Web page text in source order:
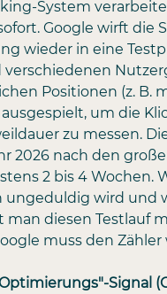
System
Google wirft die
wieder in eine
verschiedenen
Positionen (z. B.
um die
zu messen.
2026 nach den
2 bis 4 Wochen.
ungeduldig wird und
man diesen Testlauf
muss den
Signal